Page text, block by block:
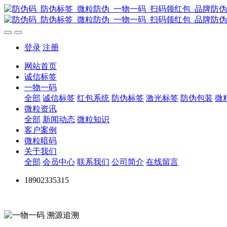
登录 注册
网站首页
诚信标签
一物一码
全部 诚信标签 红包系统 防伪标签 激光标签 防伪包装 微
微粒资讯
全部 新闻动态 微粒知识
客户案例
微粒暗码
关于我们
全部 会员中心 联系我们 公司简介 在线留言
18902335315